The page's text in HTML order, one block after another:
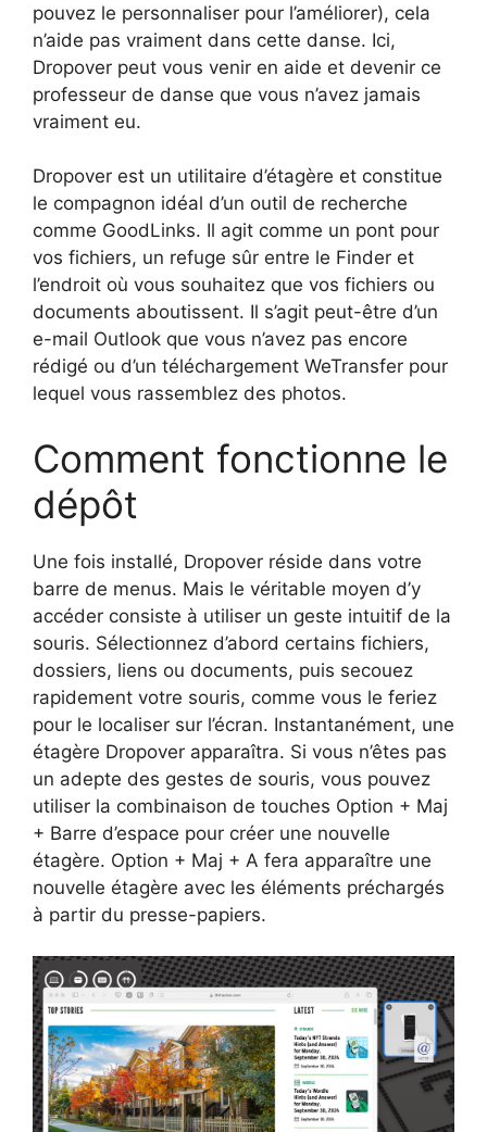
pouvez le personnaliser pour l’améliorer), cela
n’aide pas vraiment dans cette danse. Ici,
Dropover peut vous venir en aide et devenir ce
professeur de danse que vous n’avez jamais
vraiment eu.
Dropover est un utilitaire d’étagère et constitue
le compagnon idéal d’un outil de recherche
comme GoodLinks. Il agit comme un pont pour
vos fichiers, un refuge sûr entre le Finder et
l’endroit où vous souhaitez que vos fichiers ou
documents aboutissent. Il s’agit peut-être d’un
e-mail Outlook que vous n’avez pas encore
rédigé ou d’un téléchargement WeTransfer pour
lequel vous rassemblez des photos.
Comment fonctionne le
dépôt
Une fois installé, Dropover réside dans votre
barre de menus. Mais le véritable moyen d’y
accéder consiste à utiliser un geste intuitif de la
souris. Sélectionnez d’abord certains fichiers,
dossiers, liens ou documents, puis secouez
rapidement votre souris, comme vous le feriez
pour le localiser sur l’écran. Instantanément, une
étagère Dropover apparaîtra. Si vous n’êtes pas
un adepte des gestes de souris, vous pouvez
utiliser la combinaison de touches Option + Maj
+ Barre d’espace pour créer une nouvelle
étagère. Option + Maj + A fera apparaître une
nouvelle étagère avec les éléments préchargés
à partir du presse-papiers.